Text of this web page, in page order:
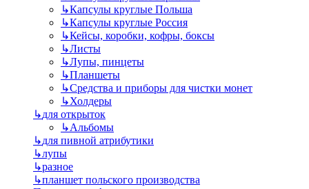
↳Капсулы круглые Польша
↳Капсулы круглые Россия
↳Кейсы, коробки, кофры, боксы
↳Листы
↳Лупы, пинцеты
↳Планшеты
↳Средства и приборы для чистки монет
↳Холдеры
↳для открыток
↳Альбомы
↳для пивной атрибутики
↳лупы
↳разное
↳планшет польского производства